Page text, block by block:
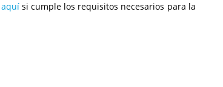
aquísi cumple los requisitos necesarios para la